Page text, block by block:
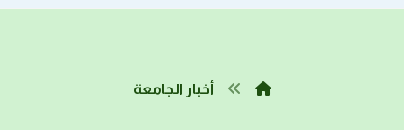
أخبار الجامعة